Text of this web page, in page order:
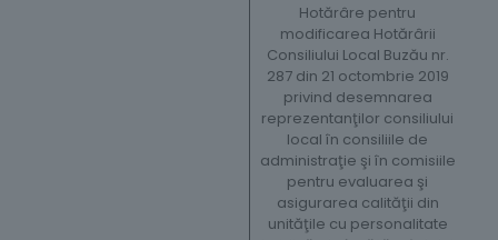
Hotărâre pentru
modificarea Hotărârii
Consiliului Local Buzău nr.
287 din 21 octombrie 2019
privind desemnarea
reprezentanţilor consiliului
local în consiliile de
administraţie şi în comisiile
pentru evaluarea şi
asigurarea calităţii din
unităţile cu personalitate